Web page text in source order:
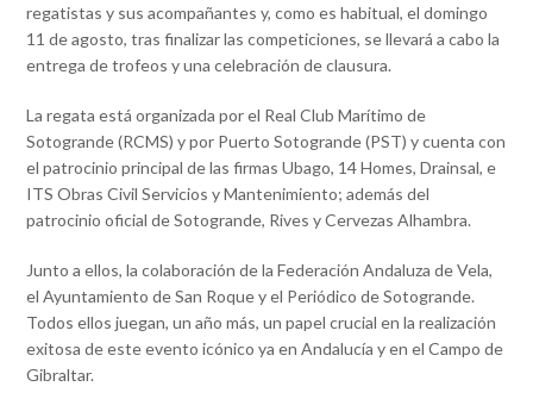
regatistas y sus acompañantes y, como es habitual, el domingo
11 de agosto, tras finalizar las competiciones, se llevará a cabo la
entrega de trofeos y una celebración de clausura.
La regata está organizada por el Real Club Marítimo de
Sotogrande (RCMS) y por Puerto Sotogrande (PST) y cuenta con
el patrocinio principal de las firmas Ubago, 14 Homes, Drainsal, e
ITS Obras Civil Servicios y Mantenimiento; además del
patrocinio oficial de Sotogrande, Rives y Cervezas Alhambra.
Junto a ellos, la colaboración de la Federación Andaluza de Vela,
el Ayuntamiento de San Roque y el Periódico de Sotogrande.
Todos ellos juegan, un año más, un papel crucial en la realización
exitosa de este evento icónico ya en Andalucía y en el Campo de
Gibraltar.